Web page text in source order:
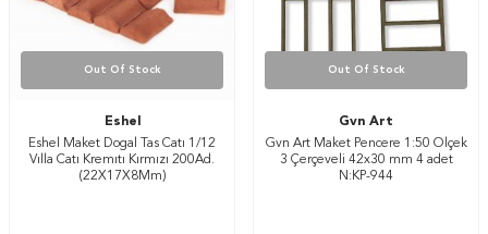
Out Of Stock
Eshel
Eshel Maket Dogal Tas Catı 1/12
Vılla Catı Kremıtı Kırmızı 200Ad.
(22X17X8Mm)
Out Of Stock
Gvn Art
Gvn Art Maket Pencere 1:50 Ölçek
3 Çerçeveli 42x30 mm 4 adet
N:KP-944